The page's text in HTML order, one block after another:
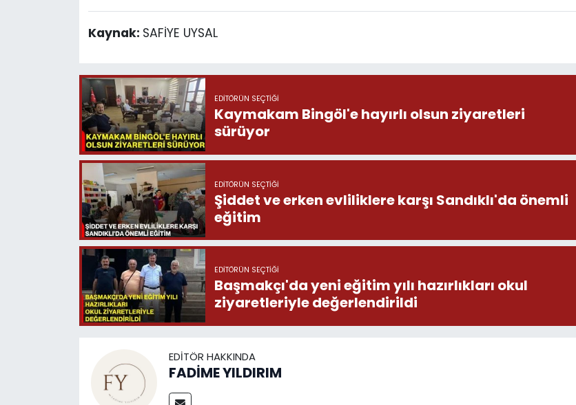
Kaynak: SAFİYE UYSAL
EDITÖRÜN SEÇTIĞI
Kaymakam Bingöl'e hayırlı olsun ziyaretleri
sürüyor
EDITÖRÜN SEÇTIĞI
Şiddet ve erken evliliklere karşı Sandıklı'da önemli
eğitim
EDITÖRÜN SEÇTIĞI
Başmakçı'da yeni eğitim yılı hazırlıkları okul
ziyaretleriyle değerlendirildi
EDITÖR HAKKINDA
FADİME YILDIRIM